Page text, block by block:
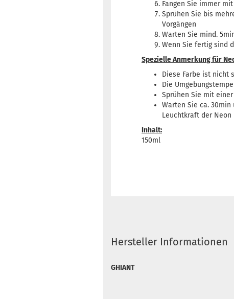
Fangen Sie immer
Sprühen Sie bis
Vorgängen
Warten Sie mind.
Wenn Sie fertig sind
Spezielle Anmerkung für
Diese Farbe ist nicht
Die
Sprühen Sie mit
Warten Sie ca.
Leuchtkraft der Neon
Inhalt:
150ml
Hersteller Informationen
GHIANT